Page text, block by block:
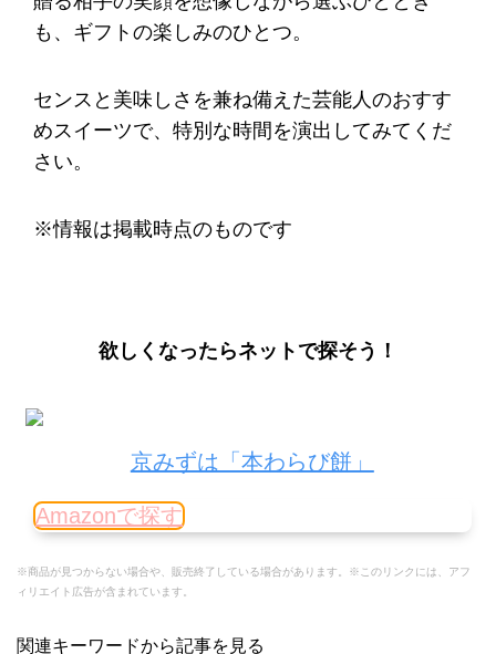
も、ギフトの楽しみのひとつ。
センスと美味しさを兼ね備えた芸能人のおすす
めスイーツで、特別な時間を演出してみてくだ
さい。
※情報は掲載時点のものです
欲しくなったらネットで探そう！
京みずは「本わらび餅」
Amazonで探す
※商品が見つからない場合や、販売終了している場合があります。※このリンクには、アフ
ィリエイト広告が含まれています。
関連キーワードから記事を見る